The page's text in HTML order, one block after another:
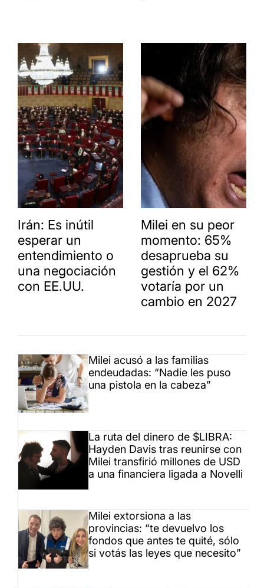
Irán: Es inútil
esperar un
entendimiento o
una negociación
con EE.UU.
Milei en su peor
momento: 65%
desaprueba su
gestión y el 62%
votaría por un
cambio en 2027
Milei acusó a las familias
endeudadas: “Nadie les puso
una pistola en la cabeza”
La ruta del dinero de $LIBRA:
Hayden Davis tras reunirse con
Milei transfirió millones de USD
a una financiera ligada a Novelli
Milei extorsiona a las
provincias: “te devuelvo los
fondos que antes te quité, sólo
si votás las leyes que necesito”